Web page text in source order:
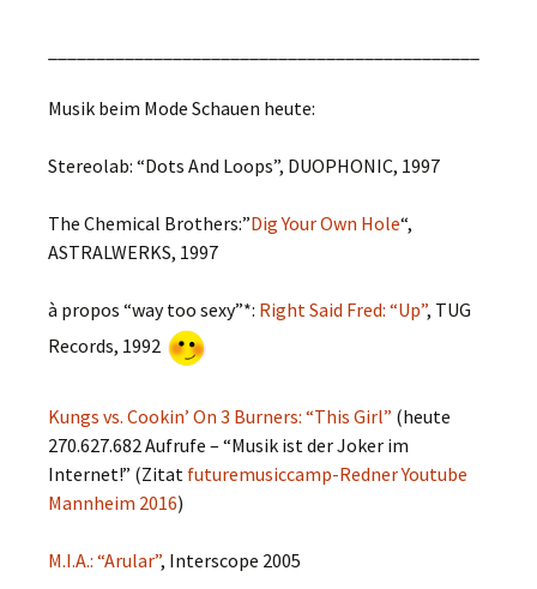
Musik beim Mode Schauen heute:
Stereolab: “Dots And Loops”, DUOPHONIC, 1997
The Chemical Brothers:”Dig Your Own Hole“,
ASTRALWERKS, 1997
à propos “way too sexy”*: Right Said Fred: “Up”, TUG
Records, 1992
Kungs vs. Cookin’ On 3 Burners: “This Girl” (heute
270.627.682 Aufrufe – “Musik ist der Joker im
Internet!” (Zitat futuremusiccamp-Redner Youtube
Mannheim 2016)
M.I.A.: “Arular”, Interscope 2005